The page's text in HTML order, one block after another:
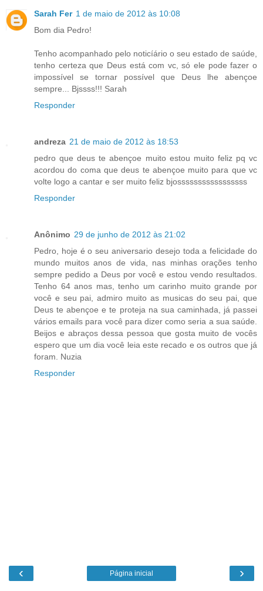
Sarah Fer 1 de maio de 2012 às 10:08
Bom dia Pedro!
Tenho acompanhado pelo noticíário o seu estado de saúde,
tenho certeza que Deus está com vc, só ele pode fazer o
impossível se tornar possível que Deus lhe abençoe
sempre... Bjssss!!! Sarah
Responder
andreza 21 de maio de 2012 às 18:53
pedro que deus te abençoe muito estou muito feliz pq vc
acordou do coma que deus te abençoe muito para que vc
volte logo a cantar e ser muito feliz bjosssssssssssssssss
Responder
Anônimo 29 de junho de 2012 às 21:02
Pedro, hoje é o seu aniversario desejo toda a felicidade do
mundo muitos anos de vida, nas minhas orações tenho
sempre pedido a Deus por você e estou vendo resultados.
Tenho 64 anos mas, tenho um carinho muito grande por
você e seu pai, admiro muito as musicas do seu pai, que
Deus te abençoe e te proteja na sua caminhada, já passei
vários emails para você para dizer como seria a sua saúde.
Beijos e abraços dessa pessoa que gosta muito de vocês
espero que um dia você leia este recado e os outros que já
foram. Nuzia
Responder
‹ ›
Página inicial